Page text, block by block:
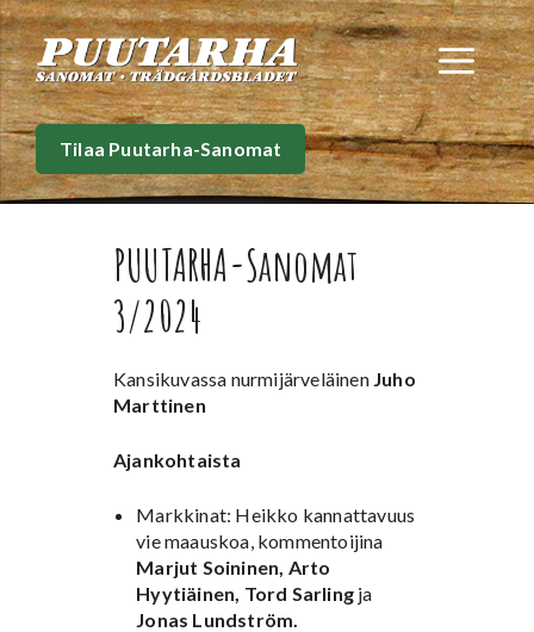
Siirry
sisältöön
Tilaa Puutarha-Sanomat
PUUTARHA-Sanomat
3/2024
Kansikuvassa nurmijärveläinen Juho
Marttinen
Ajankohtaista
Markkinat: Heikko kannattavuus
vie maauskoa, kommentoijina
Marjut Soininen, Arto
Hyytiäinen, Tord Sarling ja
Jonas Lundström.